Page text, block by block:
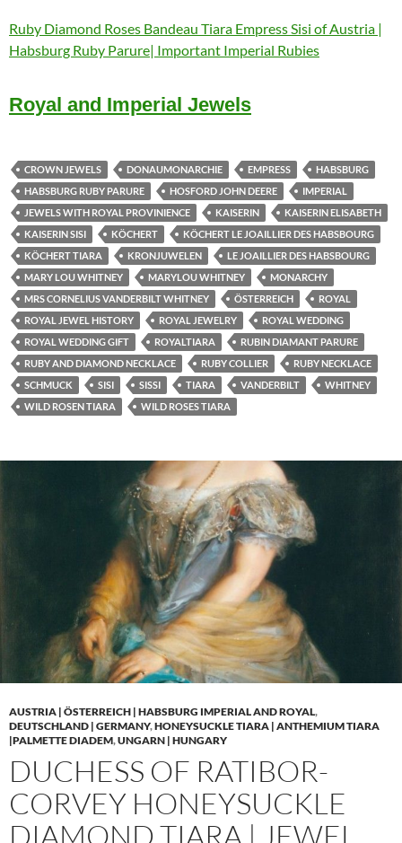
Ruby Diamond Roses Bandeau Tiara Empress Sisi of Austria |
Habsburg Ruby Parure| Important Imperial Rubies
Royal and Imperial Jewels
CROWN JEWELS DONAUMONARCHIE EMPRESS
HABSBURG
HABSBURG RUBY PARURE
HOSFORD JOHN DEERE
IMPERIAL
JEWELS WITH ROYAL PROVINIENCE
KAISERIN
KAISERIN ELISABETH
KAISERIN SISI
KÖCHERT
KÖCHERT LE JOAILLIER DES HABSBOURG
KÖCHERT TIARA
KRONJUWELEN
LE JOAILLIER DES HABSBOURG
MARY LOU WHITNEY
MARYLOU WHITNEY
MONARCHY
MRS CORNELIUS VANDERBILT WHITNEY
ÖSTERREICH
ROYAL
ROYAL JEWEL HISTORY
ROYAL JEWELRY
ROYAL WEDDING
ROYAL WEDDING GIFT
ROYALTIARA
RUBIN DIAMANT PARURE
RUBY AND DIAMOND NECKLACE
RUBY COLLIER
RUBY NECKLACE
SCHMUCK
SISI SISSI TIARA VANDERBILT
WHITNEY
WILD ROSEN TIARA
WILD ROSES TIARA
AUSTRIA | ÖSTERREICH | HABSBURG IMPERIAL AND ROYAL,
DEUTSCHLAND | GERMANY,HONEYSUCKLE TIARA | ANTHEMIUM TIARA
|PALMETTE DIADEM,UNGARN | HUNGARY
DUCHESS OF RATIBOR-
CORVEY HONEYSUCKLE
DIAMOND TIARA | JEWEL